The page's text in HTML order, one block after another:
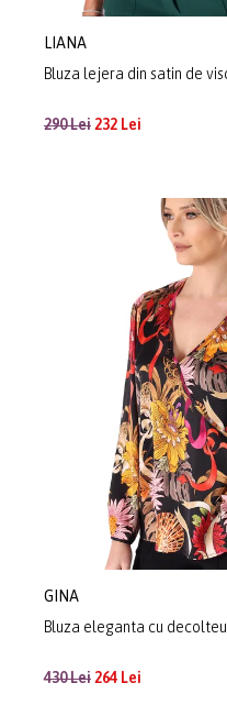
LIANA
Bluza lejera din satin de
290 Lei232 Lei
GINA
Bluza eleganta cu
430 Lei264 Lei